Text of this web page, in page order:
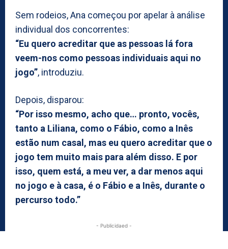
Sem rodeios, Ana começou por apelar à análise
individual dos concorrentes:
“Eu quero acreditar que as pessoas lá fora
veem-nos como pessoas individuais aqui no
jogo”, introduziu.
Depois, disparou:
“Por isso mesmo, acho que… pronto, vocês,
tanto a Liliana, como o Fábio, como a Inês
estão num casal, mas eu quero acreditar que o
jogo tem muito mais para além disso. E por
isso, quem está, a meu ver, a dar menos aqui
no jogo e à casa, é o Fábio e a Inês, durante o
percurso todo.”
- Publicidaed -